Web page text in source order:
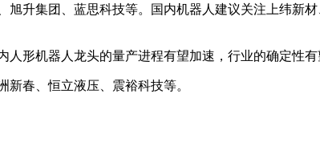
旭升集团、蓝思科技等。国内机器人建议关注上纬新
人形机器人龙头的量产进程有望加速，行业的确定性
新春、恒立液压、震裕科技等。